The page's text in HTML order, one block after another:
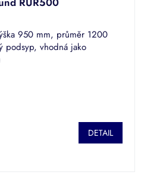
950 mm, průměr 1200
podsyp, vhodná jako
DETAIL